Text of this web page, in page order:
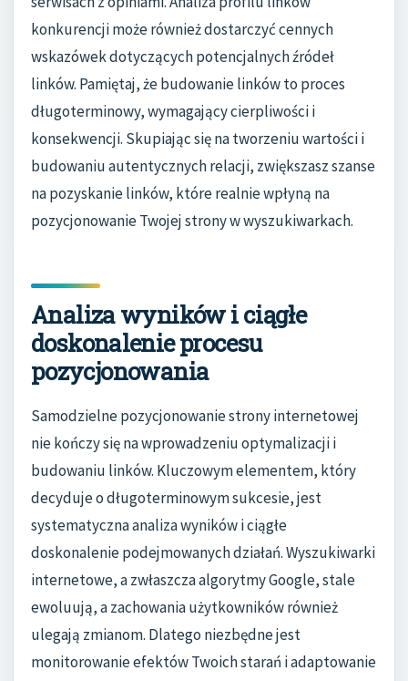
konkurencji może również dostarczyć cennych
wskazówek dotyczących potencjalnych źródeł
linków. Pamiętaj, że budowanie linków to proces
długoterminowy, wymagający cierpliwości i
konsekwencji. Skupiając się na tworzeniu wartości i
budowaniu autentycznych relacji, zwiększasz szanse
na pozyskanie linków, które realnie wpłyną na
pozycjonowanie Twojej strony w wyszukiwarkach.
Analiza wyników i ciągłe
doskonalenie procesu
pozycjonowania
Samodzielne pozycjonowanie strony internetowej
nie kończy się na wprowadzeniu optymalizacji i
budowaniu linków. Kluczowym elementem, który
decyduje o długoterminowym sukcesie, jest
systematyczna analiza wyników i ciągłe
doskonalenie podejmowanych działań. Wyszukiwarki
internetowe, a zwłaszcza algorytmy Google, stale
ewoluują, a zachowania użytkowników również
ulegają zmianom. Dlatego niezbędne jest
monitorowanie efektów Twoich starań i adaptowanie